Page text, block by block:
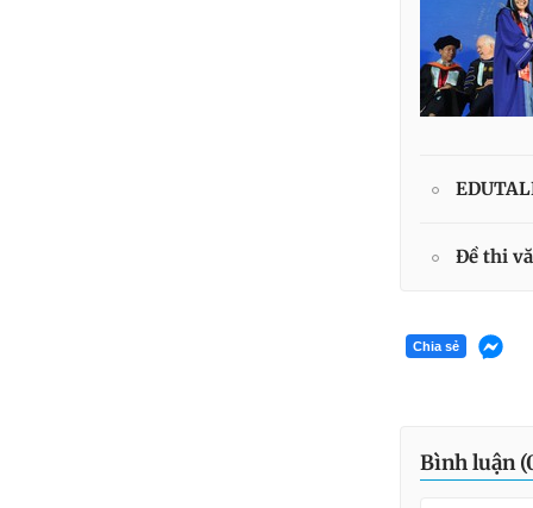
Đề thi
Chia sẻ
Bình luận (